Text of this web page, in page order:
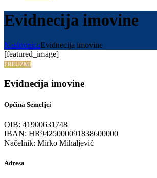
Evidnecija imovine
NaslovnicaEvidnecija imovine
[featured_image]
PREUZMI
Evidnecija imovine
Općina Semeljci
OIB: 41900631748
IBAN: HR9425000091838600000
Načelnik: Mirko Mihaljević
Adresa